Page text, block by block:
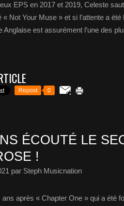
EPS en 2017 et 2019, Celeste
Not Your Muse » et si l’attente a
Anglaise est assurément l’une des
Repost 0
ÉCOUTÉ LE
!
par Steph Musicnation
après « Chapter One » qui a été